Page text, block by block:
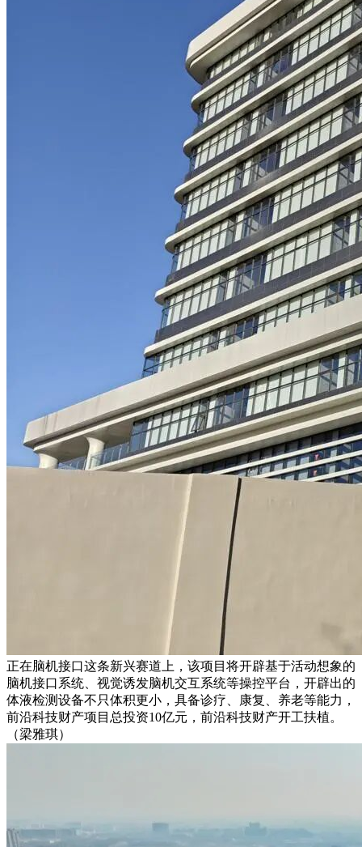
正在脑机接口这条新兴赛道上，该项目将开辟基于活动想象的
脑机接口系统、视觉诱发脑机交互系统等操控平台，开辟出的
体液检测设备不只体积更小，具备诊疗、康复、养老等能力，
前沿科技财产项目总投资10亿元，前沿科技财产开工扶植。
（梁雅琪）